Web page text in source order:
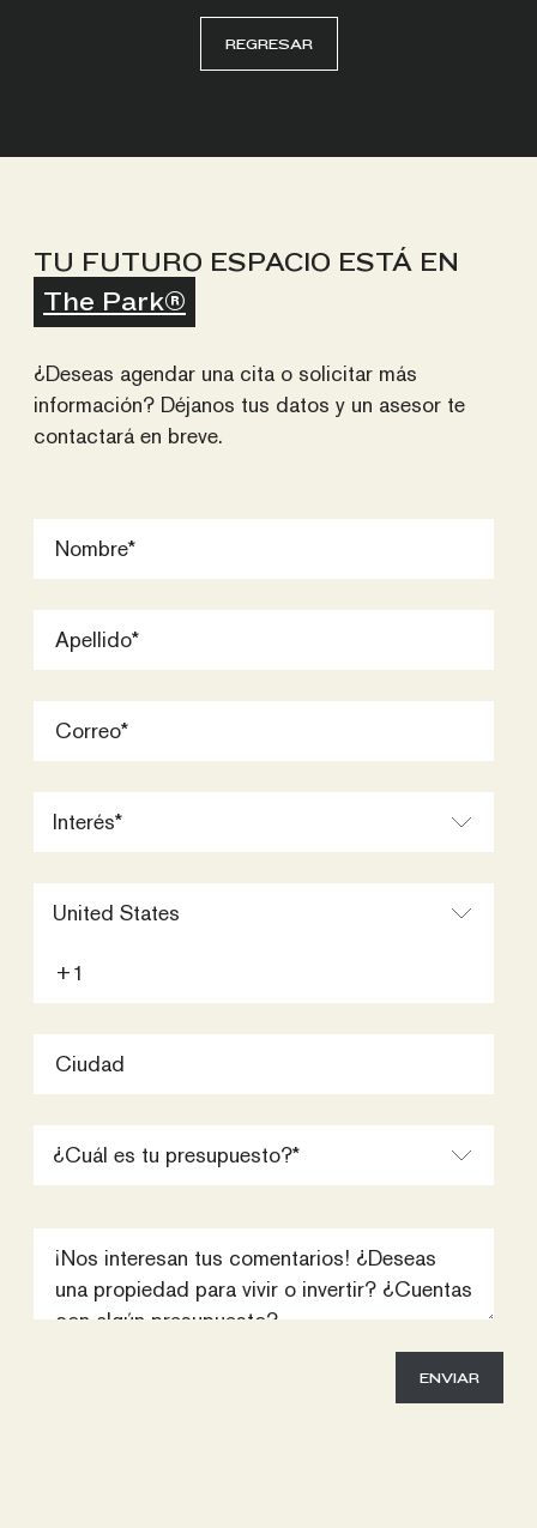
REGRESAR
TU FUTURO ESPACIO ESTÁ EN
The Park®
¿Deseas agendar una cita o solicitar más
información? Déjanos tus datos y un asesor te
contactará en breve.